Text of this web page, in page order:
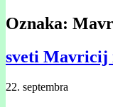
Oznaka:
sveti Mavricij
22. septembra